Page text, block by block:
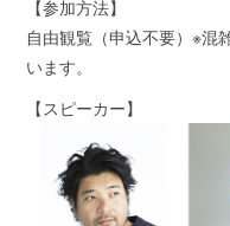
【参加方法】
自由観覧（申込不要）※混
います。
【スピーカー】